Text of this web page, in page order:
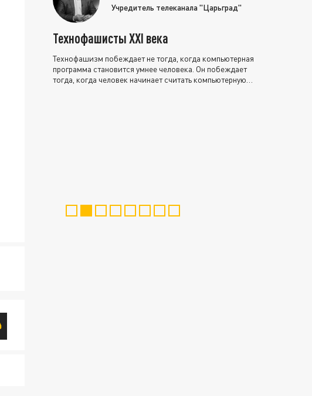
Учредитель телеканала "Царьград"
Технофашисты XXI века
Технофашизм побеждает не тогда, когда компьютерная
программа становится умнее человека. Он побеждает
тогда, когда человек начинает считать компьютерную